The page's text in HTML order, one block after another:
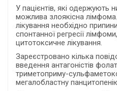
У пацієнтів, які одержують
можлива злоякісна
лікування необхідно
спонтанної регресії
цитотоксичне лікування.
Зареєстровано кілька
введення антагоністів
триметоприму-
мегалобластну